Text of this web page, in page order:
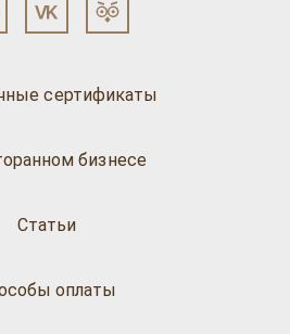
сертификаты
бизнесе
Статьи
оплаты